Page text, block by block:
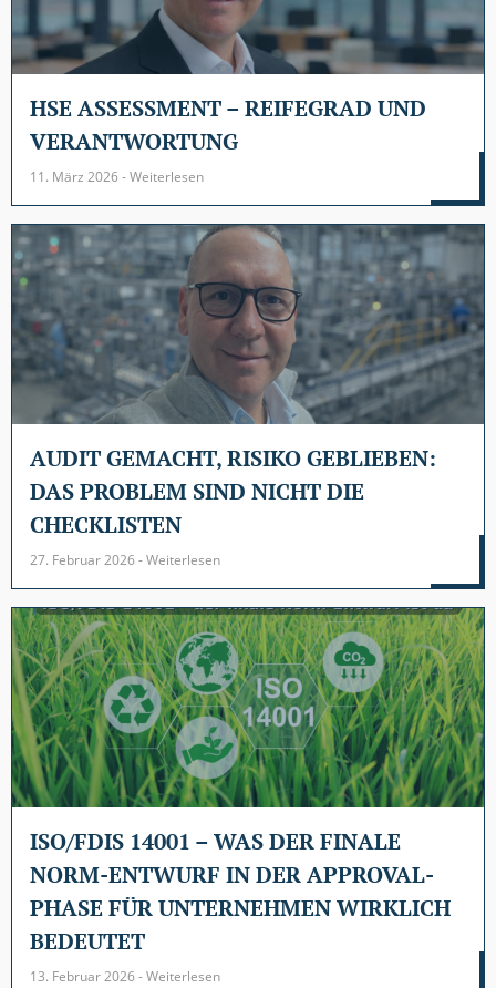
HSE ASSESSMENT – REIFEGRAD UND
VERANTWORTUNG
11. März 2026 - Weiterlesen
AUDIT GEMACHT, RISIKO GEBLIEBEN:
DAS PROBLEM SIND NICHT DIE
CHECKLISTEN
27. Februar 2026 - Weiterlesen
ISO/FDIS 14001 – WAS DER FINALE
NORM-ENTWURF IN DER APPROVAL-
PHASE FÜR UNTERNEHMEN WIRKLICH
BEDEUTET
13. Februar 2026 - Weiterlesen